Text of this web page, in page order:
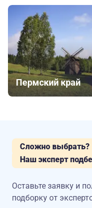
Пермский край
Сложно выбрать?
Наш эксперт
Оставьте заявку и
подборку от